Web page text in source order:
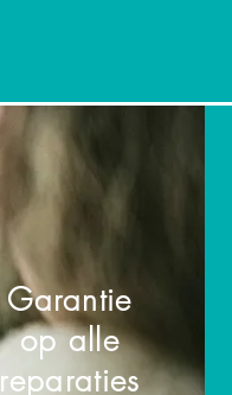
Garantie
op alle
reparaties